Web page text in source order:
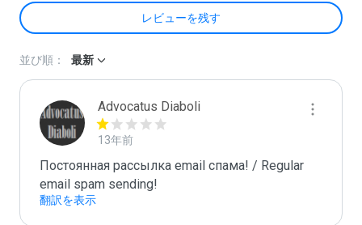
レビューを残す
並び順： 最新
Advocatus Diaboli
13年前
Постоянная рассылка email спама! / Regular
email spam sending!
翻訳を表示